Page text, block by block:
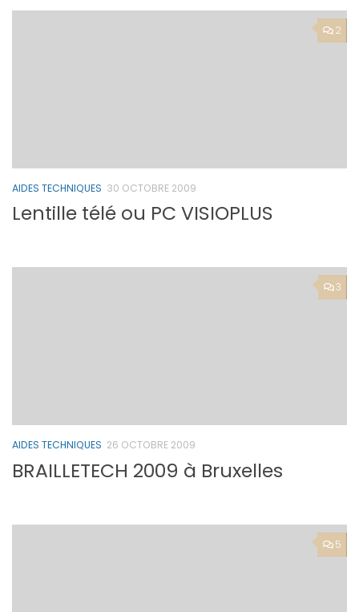
2
AIDES TECHNIQUES 30 OCTOBRE 2009
Lentille télé ou PC VISIOPLUS
3
AIDES TECHNIQUES 26 OCTOBRE 2009
BRAILLETECH 2009 à Bruxelles
5